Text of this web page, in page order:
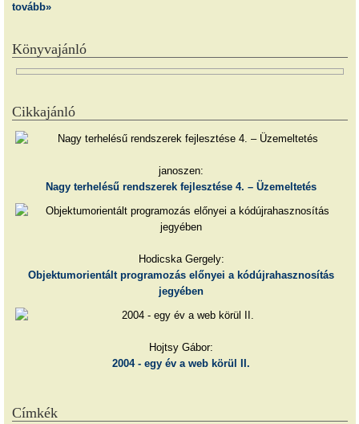
tovább»
Könyvajánló
Cikkajánló
janoszen:
Nagy terhelésű rendszerek fejlesztése 4. – Üzemeltetés
Hodicska Gergely:
Objektumorientált programozás előnyei a kódújrahasznosítás
jegyében
Hojtsy Gábor:
2004 - egy év a web körül II.
Címkék